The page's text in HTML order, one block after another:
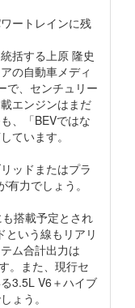
ートレインに残
括する上原 隆史
の自動車メディ
で、センチュリー
エンジンはまだ
、「BEVではな
ています。
ッドまたはプラ
力でしょう。
搭載予定とされ
という線もリアリ
ム合計出力は
。また、現行セ
3.5L V6＋ハイブ
ょう。